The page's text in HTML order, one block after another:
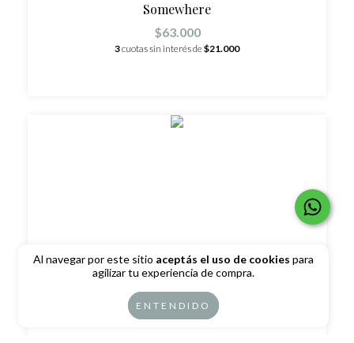
Al navegar por este sitio aceptás el uso de cookies para
agilizar tu experiencia de compra.
ENTENDIDO
Somewhere
$63.000
3cuotas sin interés de$21.000